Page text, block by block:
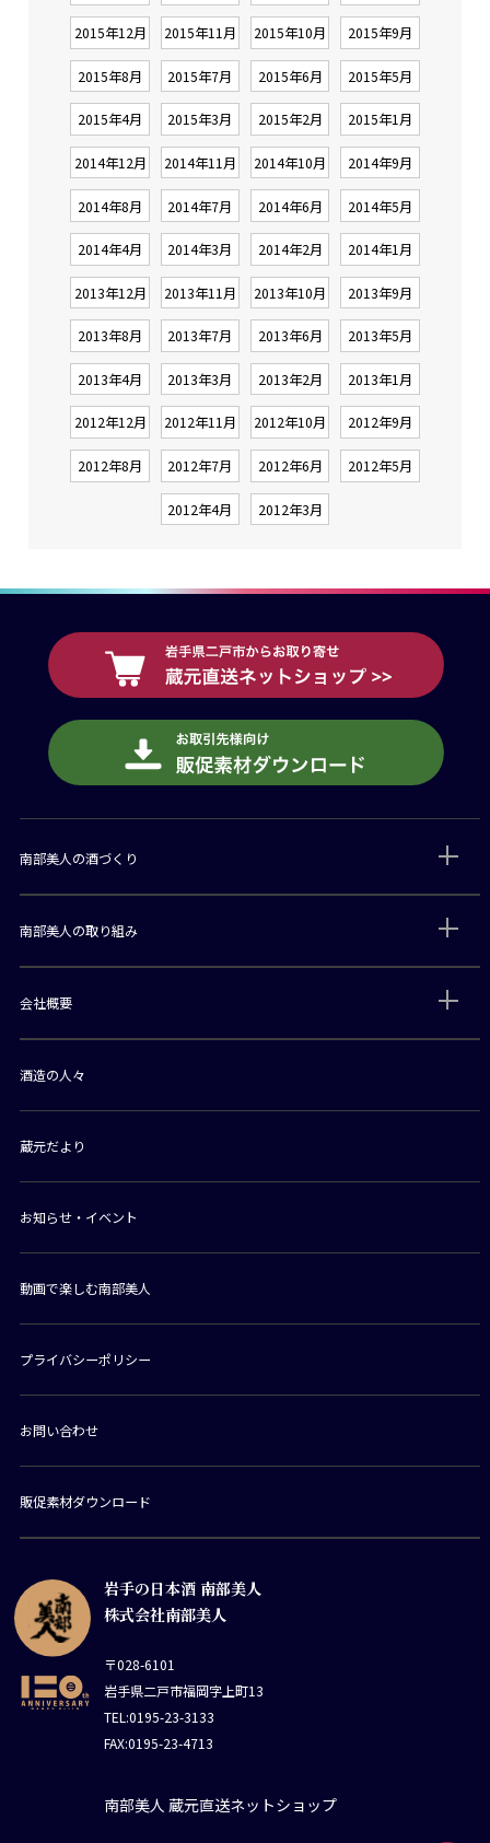
2015年12月 2015年11月 2015年10月 2015年9月
2015年8月 2015年7月 2015年6月 2015年5月
2015年4月 2015年3月 2015年2月 2015年1月
2014年12月 2014年11月 2014年10月 2014年9月
2014年8月 2014年7月 2014年6月 2014年5月
2014年4月 2014年3月 2014年2月 2014年1月
2013年12月 2013年11月 2013年10月 2013年9月
2013年8月 2013年7月 2013年6月 2013年5月
2013年4月 2013年3月 2013年2月 2013年1月
2012年12月 2012年11月 2012年10月 2012年9月
2012年8月 2012年7月 2012年6月 2012年5月
2012年4月 2012年3月
岩手の日本酒 南部美人
株式会社南部美人
〒028-6101
岩手県二戸市福岡字上町13
TEL:0195-23-3133
FAX:0195-23-4713
南部美人 蔵元直送ネットショップ
南部美人の酒づくり
南部美人の取り組み
会社概要
酒造の人々
蔵元だより
お知らせ・イベント
動画で楽しむ南部美人
プライバシーポリシー
お問い合わせ
販促素材ダウンロード